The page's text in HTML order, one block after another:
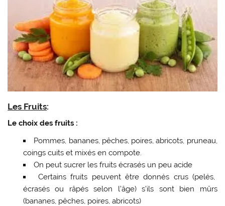
Les Fruits:
Le choix des fruits :
Pommes, bananes, pêches, poires, abricots, pruneau,
coings cuits et mixés en compote.
On peut sucrer les fruits écrasés un peu acide
Certains fruits peuvent être donnés crus (pelés,
écrasés ou râpés selon l’âge) s’ils sont bien mûrs
(bananes, pêches, poires, abricots)